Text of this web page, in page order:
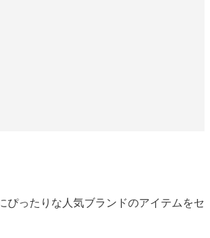
ぴったりな人気ブランドのアイテムをセ